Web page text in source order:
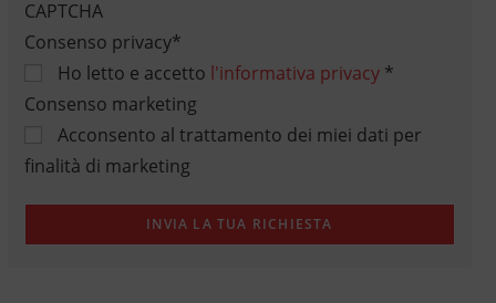
CAPTCHA
Consenso privacy*
Ho letto e accetto l'informativa privacy*
Consenso marketing
Acconsento al trattamento dei miei dati per
finalità di marketing